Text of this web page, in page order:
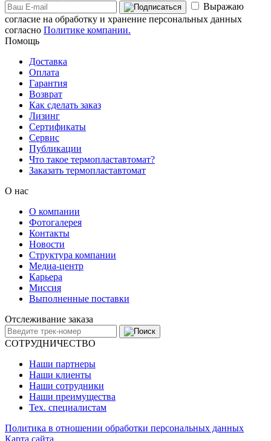
Выражаю
согласие на обработку и хранение персональных данных
согласно Политике компании.
Помощь
Доставка
Оплата
Гарантия
Возврат
Как сделать заказ
Лизинг
Сертификаты
Сервис
Публикации
Что такое термопластавтомат?
Заказать термопластавтомат
О нас
О компании
Фотогалерея
Контакты
Новости
Структура компании
Медиа-центр
Карьера
Миссия
Выполненные поставки
Отслеживание заказа
СОТРУДНИЧЕСТВО
Наши партнеры
Наши клиенты
Наши сотрудники
Наши преимущества
Тех. специалистам
Политика в отношении обработки персональных данных
Карта сайта